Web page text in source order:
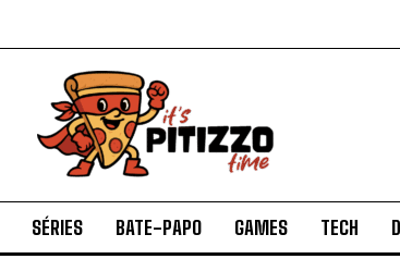
SÉRIES BATE-PAPO GAMES TECH